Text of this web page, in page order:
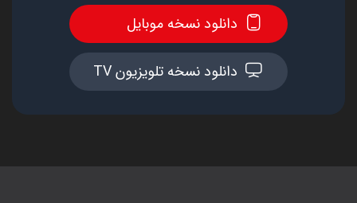
دانلود نسخه موبایل
دانلود نسخه تلویزیون TV